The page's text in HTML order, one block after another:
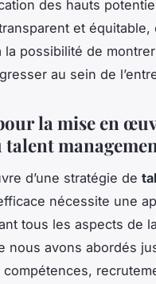
des hauts
et équitable,
possibilité de montrer
au sein de
la mise en
talent
d’une stratégie de
nécessite une
tous les aspects de
nous avons abordés